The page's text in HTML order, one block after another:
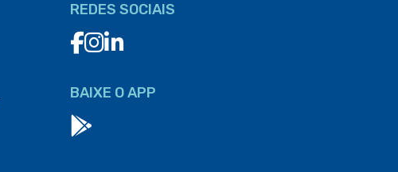
REDES SOCIAIS
BAIXE O APP